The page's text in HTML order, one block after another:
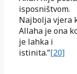
isposništvom.
Najbolja vjera
Allaha je ona
je lahka i
istinita.”[20]